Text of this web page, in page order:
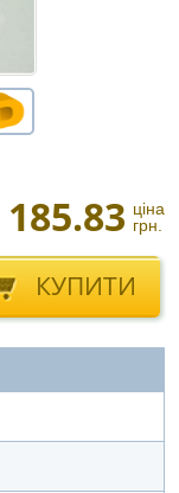
185.83 ціна
грн.
КУПИТИ